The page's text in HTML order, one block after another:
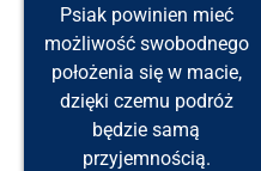
Psiak powinien mieć
możliwość swobodnego
położenia się w macie,
dzięki czemu podróż
będzie samą
przyjemnością.